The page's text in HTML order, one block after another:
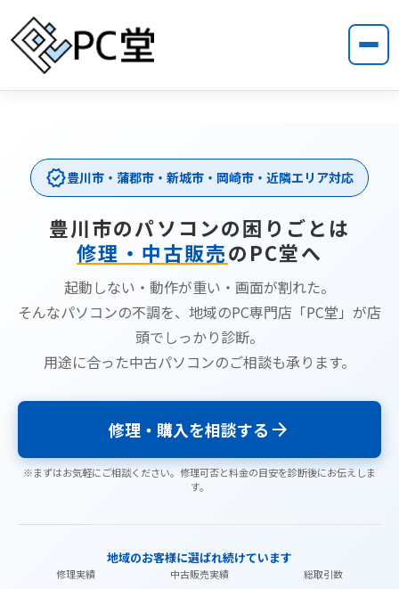
verified豊川市・蒲郡市・新城市・岡崎市・近隣エリア対応
豊川市のパソコンの困りごとは
修理・中古販売のPC堂へ
起動しない・動作が重い・画面が割れた。
そんなパソコンの不調を、地域のPC専門店「PC堂」が店
頭でしっかり診断。
用途に合った中古パソコンのご相談も承ります。
修理・購入を相談する arrow_forward
※まずはお気軽にご相談ください。修理可否と料金の目安を診断後にお伝えしま
す。
地域のお客様に選ばれ続けています
修理実績 中古販売実績 総取引数